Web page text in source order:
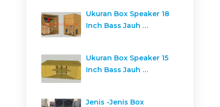
Ukuran Box Speaker 18
Inch Bass Jauh …
Ukuran Box Speaker 15
Inch Bass Jauh …
Jenis -Jenis Box